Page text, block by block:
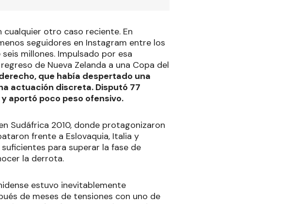
otro caso reciente. En
seguidores en Instagram entre los
millones. Impulsado por esa
de Nueva Zelanda a una Copa del
que había despertado una
actuación discreta. Disputó 77
aportó poco peso ofensivo.
Sudáfrica 2010, donde protagonizaron
frente a Eslovaquia, Italia y
para superar la fase de
la derrota.
estuvo inevitablemente
de meses de tensiones con uno de